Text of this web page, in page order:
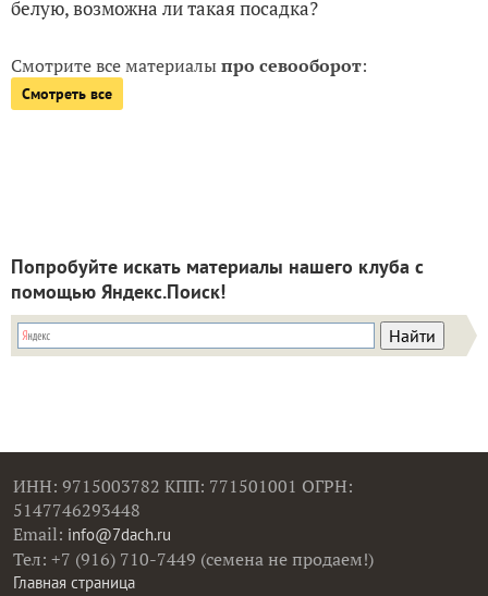
белую, возможна ли такая посадка?
Смотрите все материалыпро севооборот:
Смотреть все
Попробуйте искать материалы нашего клуба с
помощью Яндекс.Поиск!
ИНН: 9715003782 КПП: 771501001 ОГРН:
5147746293448
Email: info@7dach.ru
Тел: +7 (916) 710-7449 (семена не продаем!)
Главная страница